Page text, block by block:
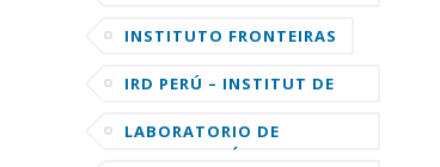
AMAZONIA PERUANA
INSTITUTO FRONTEIRAS
IRD PERÚ – INSTITUT DE
DÉVELOPPEMENT
LABORATORIO DE
ORNITOLOGÍA DE LA